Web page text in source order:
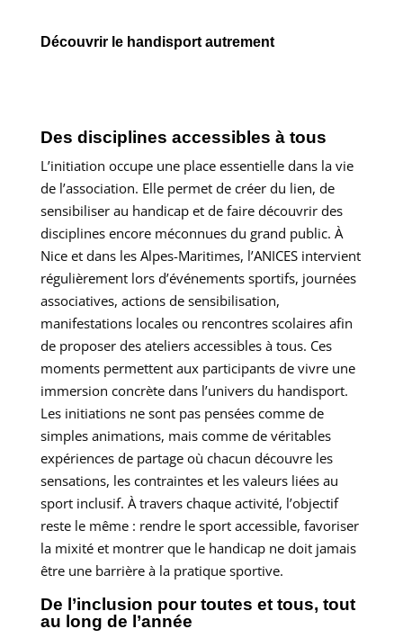
Découvrir le handisport autrement
Des disciplines accessibles à tous
L’initiation occupe une place essentielle dans la vie
de l’association. Elle permet de créer du lien, de
sensibiliser au handicap et de faire découvrir des
disciplines encore méconnues du grand public. À
Nice et dans les Alpes-Maritimes, l’ANICES intervient
régulièrement lors d’événements sportifs, journées
associatives, actions de sensibilisation,
manifestations locales ou rencontres scolaires afin
de proposer des ateliers accessibles à tous. Ces
moments permettent aux participants de vivre une
immersion concrète dans l’univers du handisport.
Les initiations ne sont pas pensées comme de
simples animations, mais comme de véritables
expériences de partage où chacun découvre les
sensations, les contraintes et les valeurs liées au
sport inclusif. À travers chaque activité, l’objectif
reste le même : rendre le sport accessible, favoriser
la mixité et montrer que le handicap ne doit jamais
être une barrière à la pratique sportive.
De l’inclusion pour toutes et tous, tout
au long de l’année